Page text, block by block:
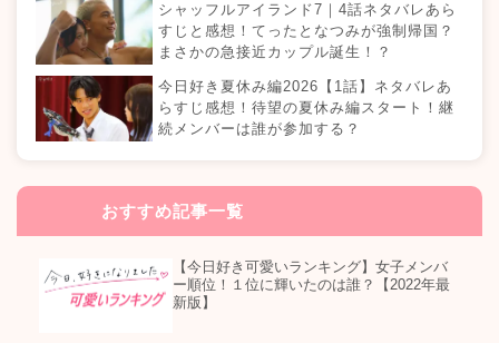
シャッフルアイランド7｜4話ネタバレあら
すじと感想！てったとなつみが強制帰国？
まさかの急接近カップル誕生！？
今日好き夏休み編2026【1話】ネタバレあ
らすじ感想！待望の夏休み編スタート！継
続メンバーは誰が参加する？
おすすめ記事一覧
【今日好き可愛いランキング】女子メンバ
ー順位！１位に輝いたのは誰？【2022年最
新版】